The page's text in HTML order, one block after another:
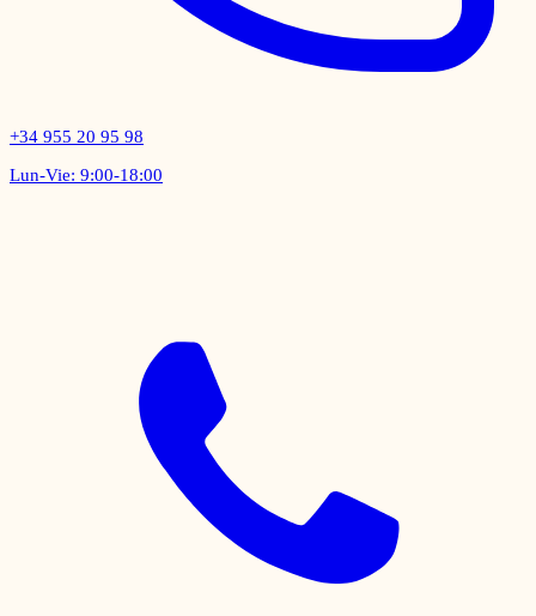
+34 955 20 95 98
Lun-Vie: 9:00-18:00